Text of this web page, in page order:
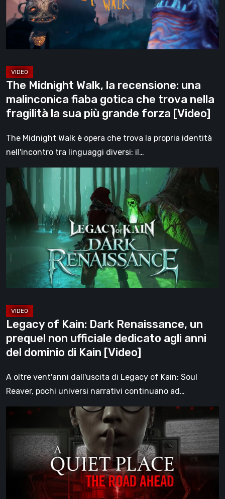
una
malinconica
gotica
trova
nella
fragilità
la
forza
[Video]
The Midnight Walk, la recensione: una
malinconica fiaba gotica che trova nella
fragilità la sua più grande forza [Video]
The Midnight Walk è opera che trova la propria identità
nell'incontro tra linguaggi diversi: il…
Legacy
of
Dark
Renaissance,
ufficiale
agli
anni
del
dominio
Legacy of Kain: Dark Renaissance, un
prequel non ufficiale dedicato agli anni
del dominio di Kain [Video]
A oltre vent'anni dall'uscita di Legacy of Kain: Soul
Reaver, pochi universi narrativi continuano ad…
A
Place: